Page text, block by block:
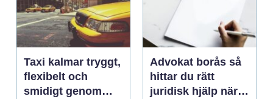
Taxi kalmar tryggt,
flexibelt och
smidigt genom
Advokat borås så
hittar du rätt
juridisk hjälp när